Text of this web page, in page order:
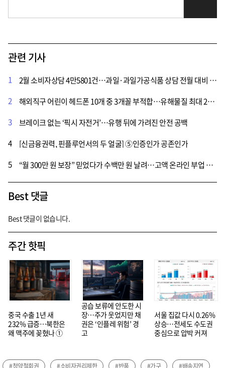
관련 기사
1
2월 소비자상담 4만5801건…과일·과일가공식품 상담 전월 대비 68.9% 급증
2
해외직구 어린이 헤드폰 10개 중 3개꼴 부적합…유해물질 최대 200배
3
브레이크 없는 ‘픽시 자전거’…유행 뒤에 가려진 안전 공백
4
[신금융권력, 핀플루언서의 두 얼굴] ⑤인증인가 공존인가
5
“월 300만 원 보장” 믿었다가 수백만 원 날려…고액 온라인 부업 강의 피해 급증
Best 댓글
Best 댓글이 없습니다.
주간 핫픽
중국 수출 1년 새
232% 급증…북한은
왜 맥주에 꽂혔나 ①
공습 보류에 안도한 시
장…주가 웃었지만 채
권은 ‘인플레 위험’ 경
고
서울 집값 다시 0.26%
상승…전세도 수도권
중심으로 압박 커져
#청약철회권 #소비자권리제한 #반품 #가구 #배송지연